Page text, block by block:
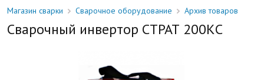
Магазин сварки Сварочное оборудование Архив товаров
Сварочный инвертор СТРАТ 200КС